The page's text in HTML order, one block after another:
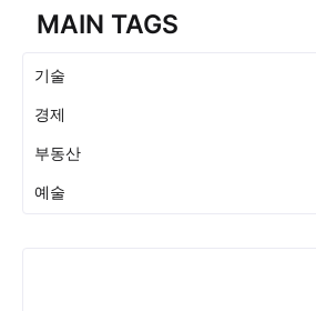
MAIN TAGS
기술
경제
부동산
예술